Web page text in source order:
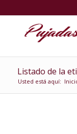
Listado de la
Usted está aquí: